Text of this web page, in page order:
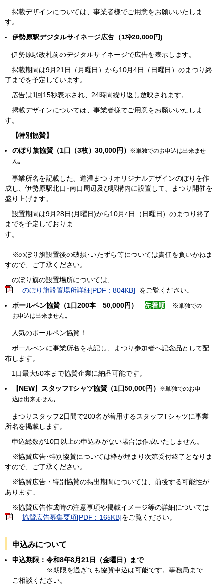
掲載デザインについては、事業者様でご用意をお願いいたしま
す。
伊勢原駅デジタルサイネージ広告（1枠20,000円)
伊勢原駅改札前のデジタルサイネージで広告を表示します。
掲載期間は9月21日（月曜日）から10月4日（日曜日）のまつり終
了までを予定しています。
広告は1回15秒表示され、24時間繰り返し放映されます。
掲載デザインについては、事業者様でご用意をお願いいたしま
す。
【特別協賛】
のぼり旗協賛（1口（3枚）30,000円）
※単独でのお申込は出来ませ
ん。
事業所名を記載した、道灌まつりオリジナルデザインのぼりを作
成し、伊勢原駅北口･南口周辺及び駅構内に設置して、まつり開催を
盛り上げます。
設置期間は9月28日(月曜日)から10月4日（日曜日）のまつり終了
までを予定しておりま
す。
※のぼり旗設置後の破損･いたずら等については責任を負いかねま
すので、ご了承ください。
のぼり旗の設置場所については、
のぼり旗設置場所詳細[PDF：804KB] をご覧ください。
ボールペン協賛（1口200本 50,000円） 先着順 ※単独での
お申込は出来ません。
人気のボールペン協賛！
ボールペンに事業所名を表記し、まつり参加者へ記念品として配
布します。
1口最大50本まで協賛企業に納品可能です。
【NEW】スタッフTシャツ協賛（1口50,000円）
※単独でのお申
込は出来ません。
まつりスタッフ2日間で200名が着用するスタッフTシャツに事業
所名を掲載します。
申込総数が10口以上の申込みがない場合は作成いたしません。
※協賛広告･特別協賛については枠が埋まり次第受付終了となりま
すので、ご了承ください。
※協賛広告・特別協賛の掲出期間については、前後する可能性が
あります。
※協賛広告作成時の注意事項や掲載イメージ等の詳細については
協賛広告募集要項[PDF：165KB]をご覧ください。
申込みについて
申込期限：令和8年8月21日（金曜日）まで
※期限を過ぎても協賛申込は可能です。事務局まで
ご相談ください。